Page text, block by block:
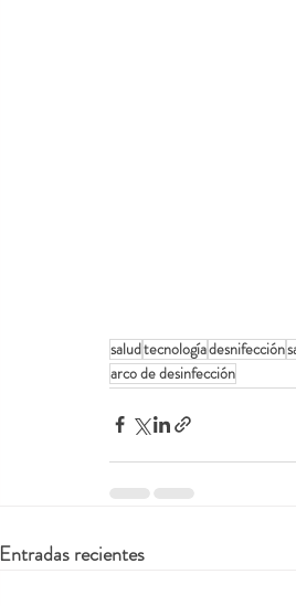
saludtecnologíadesnifección
arco de desinfección
Entradas recientes